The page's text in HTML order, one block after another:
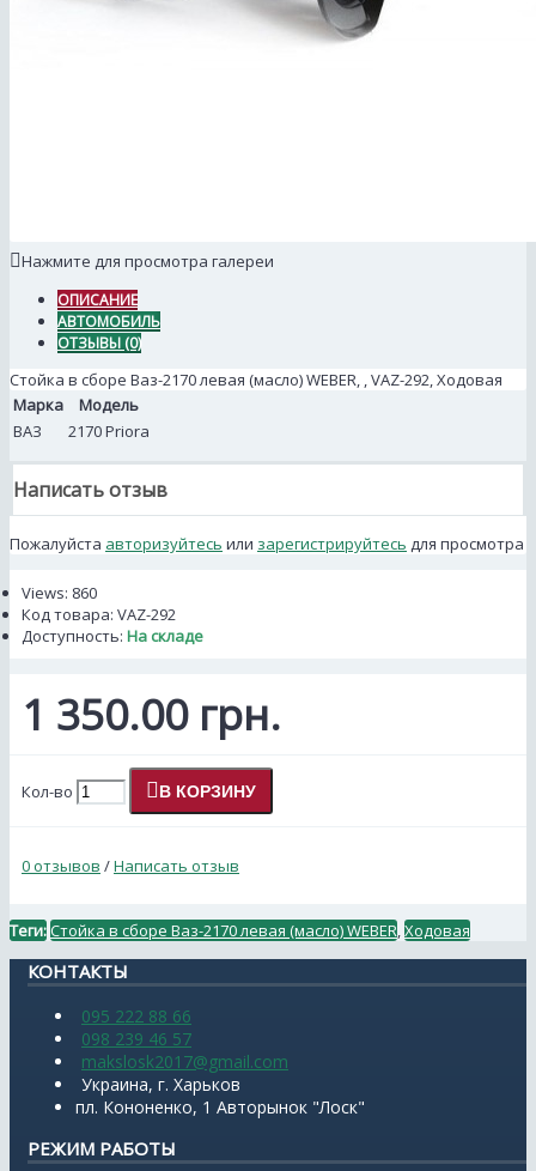
Нажмите для просмотра галереи
ОПИСАНИЕ
АВТОМОБИЛЬ
ОТЗЫВЫ (0)
Стойка в сборе Ваз-2170 левая (масло) WEBER, , VAZ-292, Ходовая
Марка
Модель
ВАЗ
2170 Priora
Написать отзыв
Пожалуйста авторизуйтесь или зарегистрируйтесь для просмотра
Views: 860
Код товара: VAZ-292
Доступность: На складе
1 350.00 грн.
Кол-во В КОРЗИНУ
0 отзывов /Написать отзыв
Теги:Стойка в сборе Ваз-2170 левая (масло) WEBER Ходовая
КОНТАКТЫ
095 222 88 66
098 239 46 57
makslosk2017@gmail.com
Украина, г. Харьков
пл. Кононенко, 1 Авторынок "Лоск"
РЕЖИМ РАБОТЫ